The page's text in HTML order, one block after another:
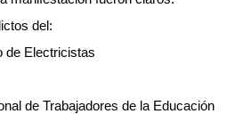
del:
de Electricistas
de Trabajadores de la Educación